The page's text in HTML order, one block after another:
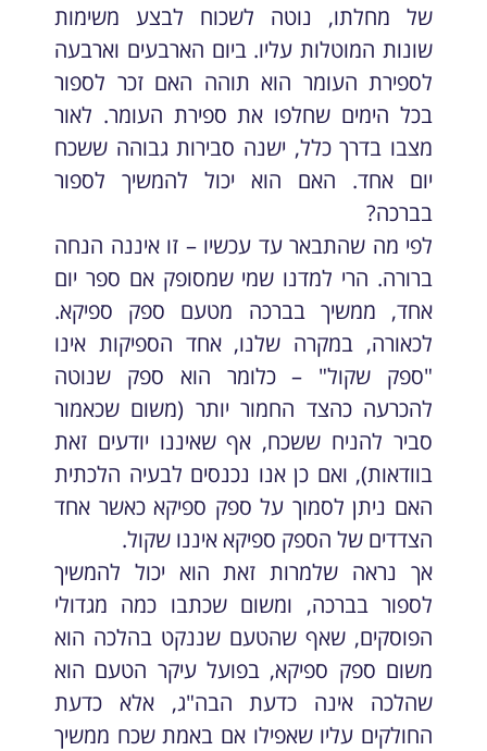
של מחלתו, נוטה לשכוח לבצע משימות
שונות המוטלות עליו. ביום הארבעים וארבעה
לספירת העומר הוא תוהה האם זכר לספור
בכל הימים שחלפו את ספירת העומר. לאור
מצבו בדרך כלל, ישנה סבירות גבוהה ששכח
יום אחד. האם הוא יכול להמשיך לספור
בברכה?
לפי מה שהתבאר עד עכשיו – זו איננה הנחה
ברורה. הרי למדנו שמי שמסופק אם ספר יום
אחד, ממשיך בברכה מטעם ספק ספיקא.
לכאורה, במקרה שלנו, אחד הספיקות אינו
"ספק שקול" – כלומר הוא ספק שנוטה
להכרעה כהצד החמור יותר (משום שכאמור
סביר להניח ששכח, אף שאיננו יודעים זאת
בוודאות), ואם כן אנו נכנסים לבעיה הלכתית
האם ניתן לסמוך על ספק ספיקא כאשר אחד
הצדדים של הספק ספיקא איננו שקול.
אך נראה שלמרות זאת הוא יכול להמשיך
לספור בברכה, ומשום שכתבו כמה מגדולי
הפוסקים, שאף שהטעם שננקט בהלכה הוא
משום ספק ספיקא, בפועל עיקר הטעם הוא
שהלכה אינה כדעת הבה"ג, אלא כדעת
החולקים עליו שאפילו אם באמת שכח ממשיך